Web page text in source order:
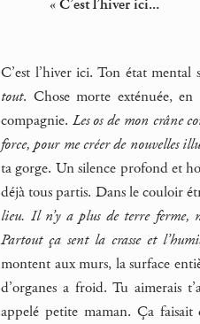
« C’est l’hiver ici...
C’est l’hiver ici. Ton état mental
tout. Chose morte exténuée, en
compagnie. Les os de mon crâne
force, pour me créer de nouvelles
ta gorge. Un silence profond et
déjà tous partis. Dans le couloir
lieu. Il n’y a plus de terre ferme,
Partout ça sent la crasse et
montent aux murs, la surface
d’organes a froid. Tu aimerais
appelé petite maman. Ça